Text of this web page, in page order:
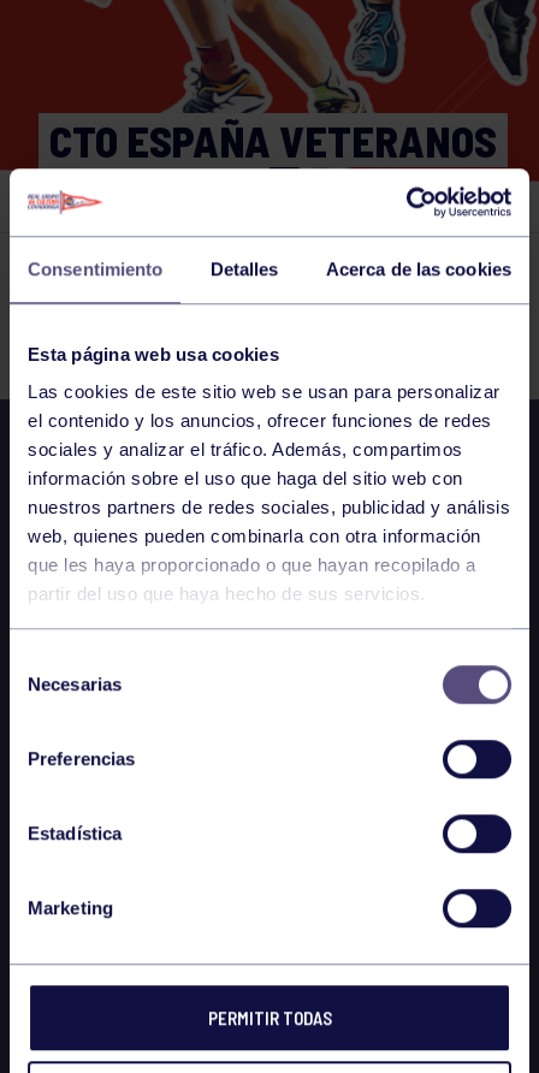
Consentimiento Detalles Acerca de las cookies
Esta página web usa cookies
Las cookies de este sitio web se usan para personalizar
el contenido y los anuncios, ofrecer funciones de redes
sociales y analizar el tráfico. Además, compartimos
información sobre el uso que haga del sitio web con
nuestros partners de redes sociales, publicidad y análisis
web, quienes pueden combinarla con otra información
que les haya proporcionado o que hayan recopilado a
partir del uso que haya hecho de sus servicios.
Necesarias
Preferencias
Estadística
Marketing
PERMITIR TODAS
CTO ESPAÑA VETERANOS
23/07/2022